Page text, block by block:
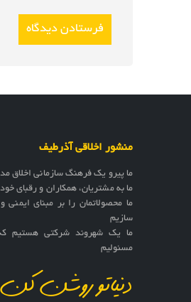
منشور اخلاقی آذرطیف
ما پیرو یک فرهنگ سازمانی اخلاق
ما به مشتریان، همکاران و رقبای
ما محصولاتمان را بر مبنای
سازیم
ما یک شهروند شرکتی هستیم
مسئولیم
دنیاتو روشن